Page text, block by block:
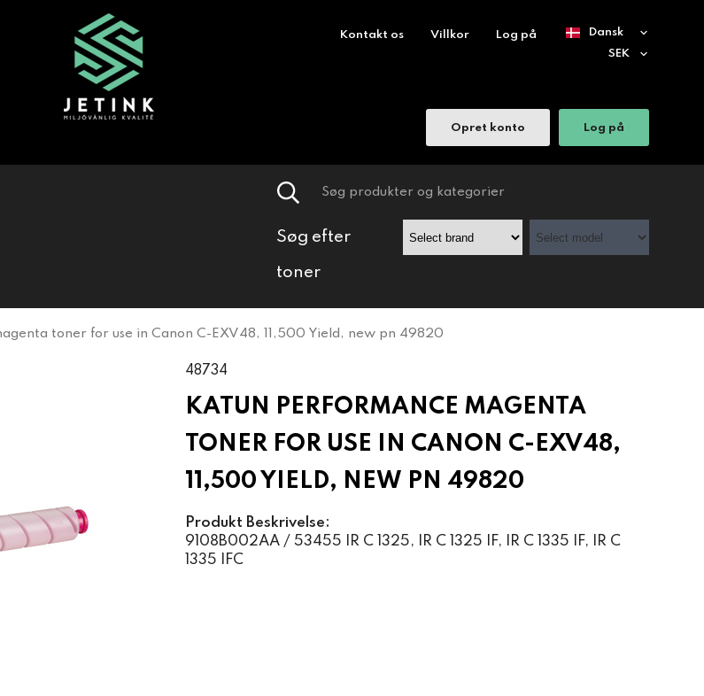
Kontakt os Villkor Log på
Opret konto Log på
Søg efter
toner
toner for use in Canon C-EXV48, 11,500 Yield, new pn 49820
48734
KATUN PERFORMANCE MAGENTA
TONER FOR USE IN CANON C-EXV48,
11,500 YIELD, NEW PN 49820
Produkt Beskrivelse:
9108B002AA / 53455 IR C 1325, IR C 1325 IF, IR C 1335 IF, IR C
1335 IFC